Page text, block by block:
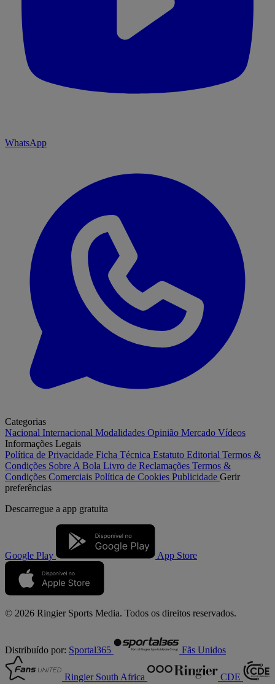
WhatsApp
Categorias
Nacional Internacional Modalidades Opinião Mercado Vídeos
Informações Legais
Política de Privacidade Ficha Técnica Estatuto Editorial Termos &
Condições Sobre A Bola Livro de Reclamações Termos &
Condições Comerciais Política de Cookies Publicidade Gerir
preferências
Descarregue a app gratuita
Google Play App Store
© 2026 Ringier Sports Media. Todos os direitos reservados.
Distribuído por: Sportal365 Fãs Unidos
Ringier South Africa CDE